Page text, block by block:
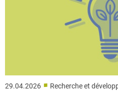
29.04.2026 ■ Recherche et